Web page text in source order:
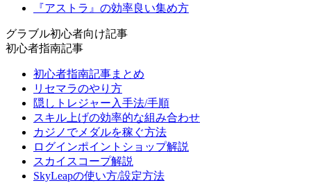
『アストラ』の効率良い集め方
グラブル初心者向け記事
初心者指南記事
初心者指南記事まとめ
リセマラのやり方
隠しトレジャー入手法/手順
スキル上げの効率的な組み合わせ
カジノでメダルを稼ぐ方法
ログインポイントショップ解説
スカイスコープ解説
SkyLeapの使い方/設定方法